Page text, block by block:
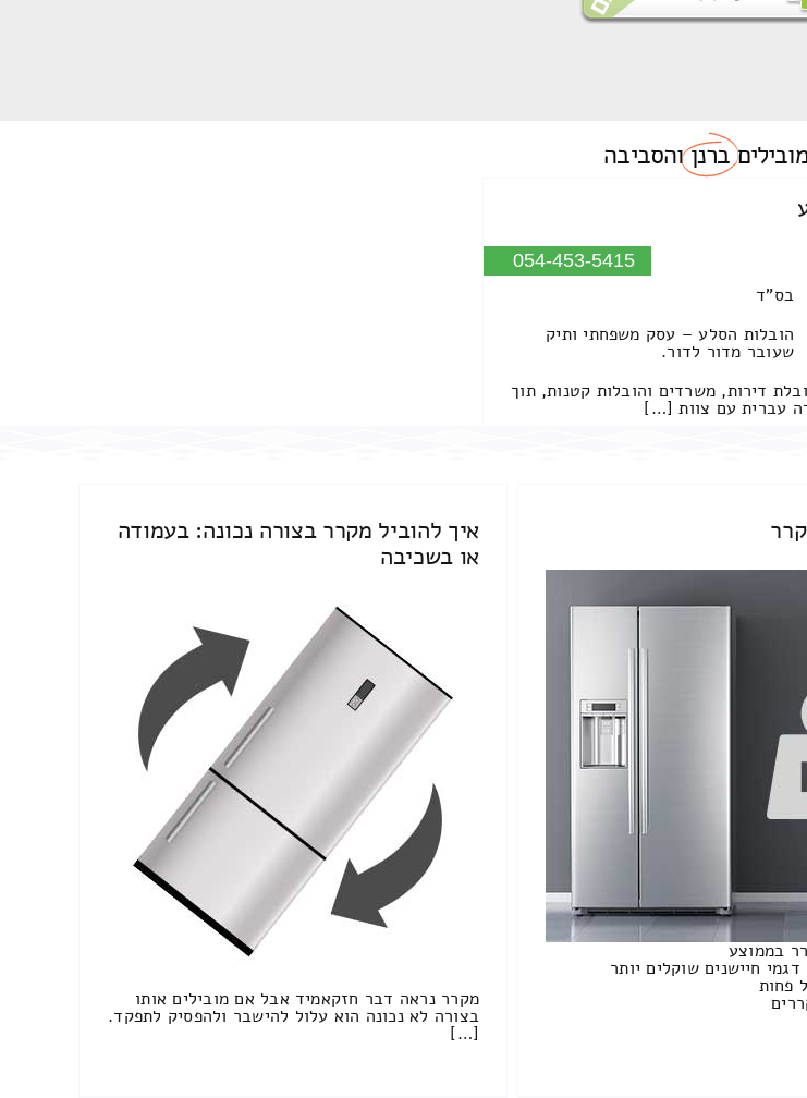
מוביליםברנןוהסביבה
054-453-5415
בס"ד
הובלות הסלע – עסק משפחתי ותיק
שעובר מדור לדור.
דירות, משרדים והובלות קטנות, תוך
עברית עם צוות […]
בממוצע
חיישנים שוקלים יותר
פחות
איך להוביל מקרר בצורה נכונה: בעמודה
או בשכיבה
מקרר נראה דבר חזקאמיד אבל אם מובילים אותו
בצורה לא נכונה הוא עלול להישבר ולהפסיק לתפקד.
[…]